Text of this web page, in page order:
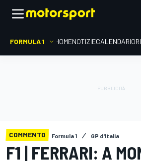
FORMULA 1 HOMENOTIZIECALENDARIO
COMMENTO Formula 1 GP d'Italia
F1 | FERRARI: A